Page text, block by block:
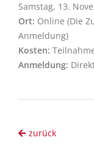
Samstag, 13.
Ort: Online (Die
Anmeldung)
Kosten:
Anmeldung:
zurück